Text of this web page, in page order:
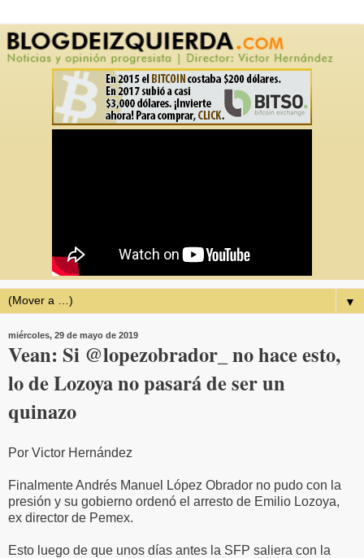
▼
miércoles, 29 de mayo de 2019
Vean: Si @lopezobrador_ no hace esto,
lo de Lozoya no pasará de ser un
quinazo
Por Victor Hernández
Finalmente Andrés Manuel López Obrador no pudo con la
presión y su gobierno ordenó el arresto de Emilio Lozoya,
ex director de Pemex.
Esto luego de que unos días antes la SFP saliera con la